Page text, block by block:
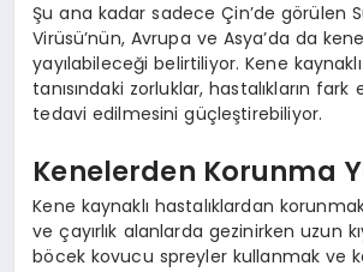
Şu ana kadar sadece Çin’de görülen
Virüsü’nün, Avrupa ve Asya’da da
yayılabileceği belirtiliyor. Kene kaynaklı
tanısındaki zorluklar, hastalıkların
tedavi edilmesini güçleştirebiliyor.
Kenelerden Korunma
Kene kaynaklı hastalıklardan
ve çayırlık alanlarda gezinirken uzun
böcek kovucu spreyler kullanmak ve